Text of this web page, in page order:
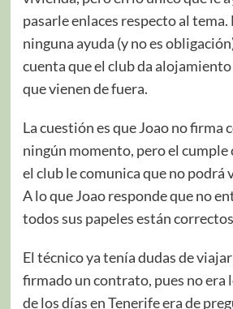
pasarle enlaces respecto al
ninguna ayuda (y no es
cuenta que el club da
que vienen de fuera.
La cuestión es que Joao no firma
ningún momento, pero el cumple
el club le comunica que no podrá
A lo que Joao responde que no
todos sus papeles están
El técnico ya tenía dudas de
firmado un contrato, pues no era
de los días en Tenerife era de